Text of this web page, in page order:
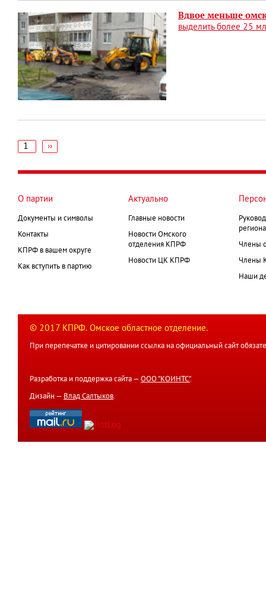
Вдвое меньше
выделить более 25
страниц
1
Следующая
››
О партии
Документы и символы
Контакты
КПРФ в вашем округе
Как вступить в партию
Актуально
Главные новости
Новости Омского
отделения КПРФ
Новости ЦК КПРФ
Члены
Члены
Наши
© 2017 КПРФ. Омское областное отделение.
При перепечатке и цитировании ссылка на официальный сайт
Разработка и поддержка сайта — ООО "КОИНТС".
Дизайн — Влад Салтыков.